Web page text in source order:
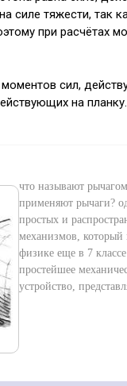
силе тяжести, так
при расчётах
сил,
на планку.
что называют
применяют рычаги?
простых и
механизмов, который
физике еще в 7
простейшее
устройство,